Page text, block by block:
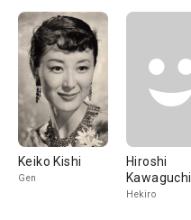
Keiko Kishi
Gen
Hiroshi
Kawaguchi
Hekiro